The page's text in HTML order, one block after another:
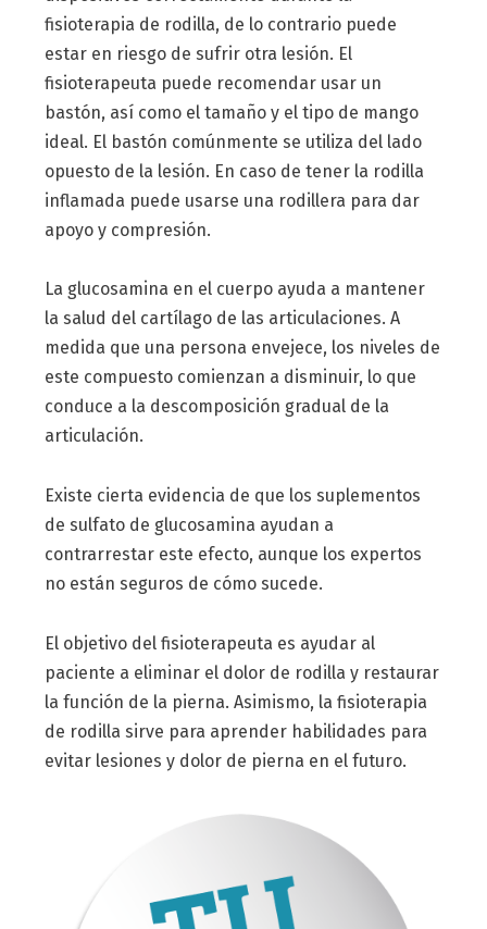
fisioterapia de rodilla, de lo contrario puede
estar en riesgo de sufrir otra lesión. El
fisioterapeuta puede recomendar usar un
bastón, así como el tamaño y el tipo de mango
ideal. El bastón comúnmente se utiliza del lado
opuesto de la lesión. En caso de tener la rodilla
inflamada puede usarse una rodillera para dar
apoyo y compresión.
La glucosamina en el cuerpo ayuda a mantener
la salud del cartílago de las articulaciones. A
medida que una persona envejece, los niveles de
este compuesto comienzan a disminuir, lo que
conduce a la descomposición gradual de la
articulación.
Existe cierta evidencia de que los suplementos
de sulfato de glucosamina ayudan a
contrarrestar este efecto, aunque los expertos
no están seguros de cómo sucede.
El objetivo del fisioterapeuta es ayudar al
paciente a eliminar el dolor de rodilla y restaurar
la función de la pierna. Asimismo, la fisioterapia
de rodilla sirve para aprender habilidades para
evitar lesiones y dolor de pierna en el futuro.